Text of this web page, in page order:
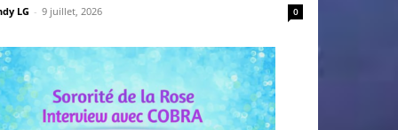
LG - 9 juillet, 2026 0